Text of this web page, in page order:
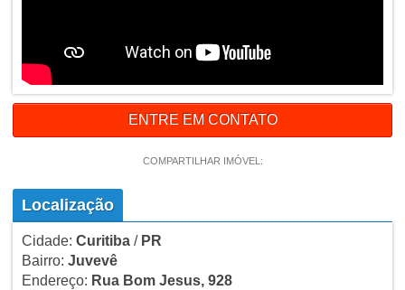
ENTRE EM CONTATO
COMPARTILHAR IMÓVEL:
Localização
Cidade: Curitiba/ PR
Bairro: Juvevê
Endereço: Rua Bom Jesus, 928